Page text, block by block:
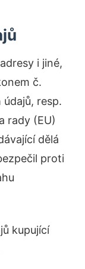
i jiné,
č.
resp.
rady (EU)
dělá
proti
kupující